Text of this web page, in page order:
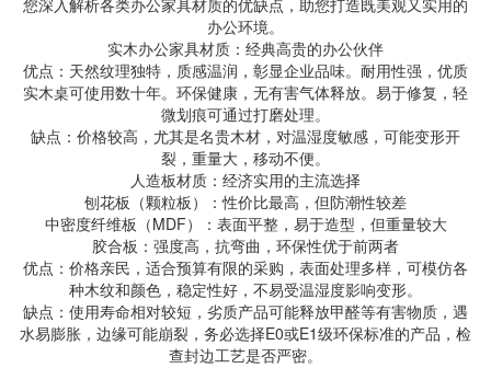
您深入解析各类办公家具材质的优缺点，助您打造既美观又实用的
办公环境。
实木办公家具材质：经典高贵的办公伙伴
优点：天然纹理独特，质感温润，彰显企业品味。耐用性强，优质
实木桌可使用数十年。环保健康，无有害气体释放。易于修复，轻
微划痕可通过打磨处理。
缺点：价格较高，尤其是名贵木材，对温湿度敏感，可能变形开
裂，重量大，移动不便。
人造板材质：经济实用的主流选择
刨花板（颗粒板）：性价比最高，但防潮性较差
中密度纤维板（MDF）：表面平整，易于造型，但重量较大
胶合板：强度高，抗弯曲，环保性优于前两者
优点：价格亲民，适合预算有限的采购，表面处理多样，可模仿各
种木纹和颜色，稳定性好，不易受温湿度影响变形。
缺点：使用寿命相对较短，劣质产品可能释放甲醛等有害物质，遇
水易膨胀，边缘可能崩裂，务必选择E0或E1级环保标准的产品，检
查封边工艺是否严密。